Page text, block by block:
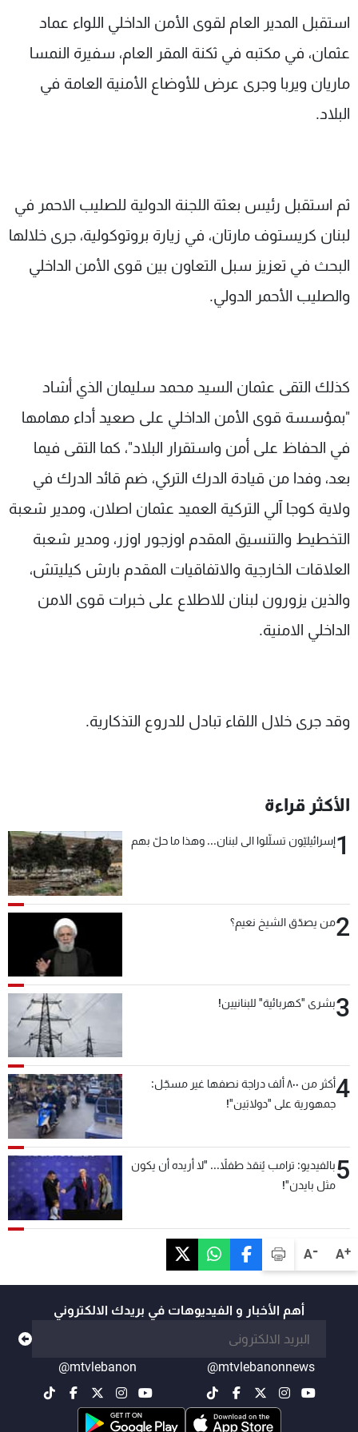
A+
A-
استقبل المدير العام لقوى الأمن الداخلي اللواء عماد
عثمان، في مكتبه في ثكنة المقر العام، سفيرة النمسا
ماريان ويربا وجرى عرض للأوضاع الأمنية العامة في
البلاد.
ثم استقبل رئيس بعثة اللجنة الدولية للصليب الاحمر في
لبنان كريستوف مارتان، في زيارة بروتوكولية، جرى خلالها
البحث في تعزيز سبل التعاون بين قوى الأمن الداخلي
والصليب الأحمر الدولي.
كذلك التقى عثمان السيد محمد سليمان الذي أشاد
"بمؤسسة قوى الأمن الداخلي على صعيد أداء مهامها
في الحفاظ على أمن واستقرار البلاد"، كما التقى فيما
بعد، وفدا من قيادة الدرك التركي، ضم قائد الدرك في
ولاية كوجا آلي التركية العميد عثمان اصلان، ومدير شعبة
التخطيط والتنسيق المقدم اوزجور اوزر، ومدير شعبة
العلاقات الخارجية والاتفاقيات المقدم بارش كيليتش،
والذين يزورون لبنان للاطلاع على خبرات قوى الامن
الداخلي الامنية.
وقد جرى خلال اللقاء تبادل للدروع التذكارية.
الأكثر قراءة
1إسرائيليّون تسلّلوا الى لبنان... وهذا ما حلّ بهم
2من يصدّق الشيخ نعيم؟
3بشرى "كهربائية" للبنانيين!
4
أكثر من ٨٠٠ ألف دراجة نصفها غير مسجّل:
جمهورية على "دولابَين"!
5بالفيديو: ترامب يُنقذ طفلاً... "لا أريده أن يكون
مثل بايدن"!
أهم الأخبار و الفيديوهات في بريدك الالكتروني
@mtvlebanonnews
@mtvlebanon
شاهد البرامج
عن MTV
الإنـتـاج
لاعلاناتكم
وظائف